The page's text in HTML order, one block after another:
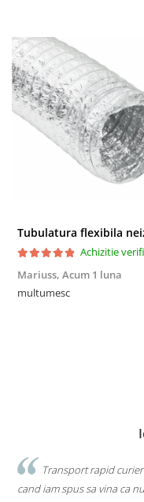
Achizitie
Mariuss, Acum 1 luna
multumesc
Transport rapid
cand iam spus sa vina ca